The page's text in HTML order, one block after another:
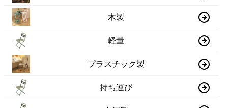
木製
軽量
プラスチック製
持ち運び